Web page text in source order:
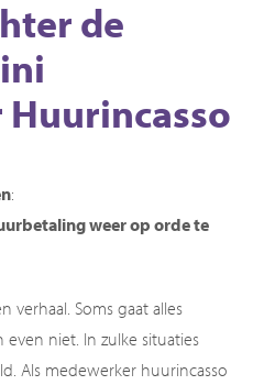
de
:
weer op orde te
verhaal. Soms gaat alles
even niet. In zulke situaties
Als medewerker huurincasso